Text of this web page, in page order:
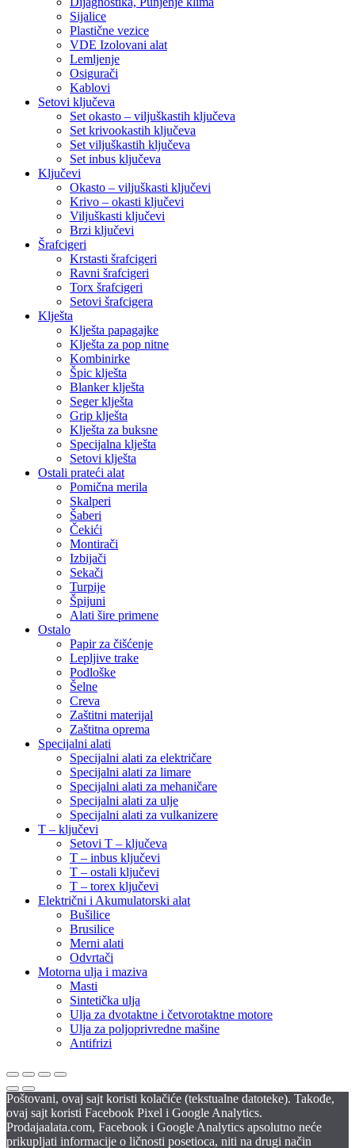
Sijalice
Plastične vezice
VDE Izolovani alat
Lemljenje
Osigurači
Kablovi
Setovi ključeva
Set okasto – viljuškastih ključeva
Set krivookastih ključeva
Set viljuškastih ključeva
Set inbus ključeva
Ključevi
Okasto – viljuškasti ključevi
Krivo – okasti ključevi
Viljuškasti ključevi
Brzi ključevi
Šrafcigeri
Krstasti šrafcigeri
Ravni šrafcigeri
Torx šrafcigeri
Setovi šrafcigera
Klješta
Klješta papagajke
Klješta za pop nitne
Kombinirke
Špic klješta
Blanker klješta
Seger klješta
Grip klješta
Klješta za buksne
Specijalna klješta
Setovi klješta
Ostali prateći alat
Pomična merila
Skalperi
Šaberi
Čekići
Montirači
Izbijači
Sekači
Turpije
Špijuni
Alati šire primene
Ostalo
Papir za čišćenje
Lepljive trake
Podloške
Šelne
Creva
Zaštitni materijal
Zaštitna oprema
Specijalni alati
Specijalni alati za električare
Specijalni alati za limare
Specijalni alati za mehaničare
Specijalni alati za ulje
Specijalni alati za vulkanizere
T – ključevi
Setovi T – ključeva
T – inbus ključevi
T – ostali ključevi
T – torex ključevi
Električni i Akumulatorski alat
Bušilice
Brusilice
Merni alati
Odvrtači
Motorna ulja i maziva
Masti
Sintetička ulja
Ulja za dvotaktne i četvorotaktne motore
Ulja za poljoprivredne mašine
Antifrizi
Poštovani, ovaj sajt koristi kolačiće (tekstualne datoteke). Takođe,
ovaj sajt koristi Facebook Pixel i Google Analytics.
Prodajaalata.com, Facebook i Google Analytics apsolutno neće
prikupljati informacije o ličnosti posetioca, niti na drugi način